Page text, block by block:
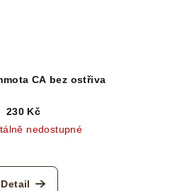
CA bez ostřiva
230 Kč
nedostupné
Detail